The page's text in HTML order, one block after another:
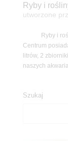
Ryby i
utworzone
Ryby i rośliny
Centrum
litrów, 2
naszych
Szukaj